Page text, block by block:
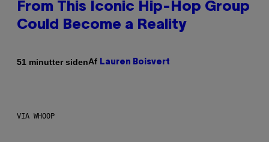
From This Iconic Hip-Hop Group
Could Become a Reality
51 minutter sidenAf Lauren Boisvert
VIA WHOOP